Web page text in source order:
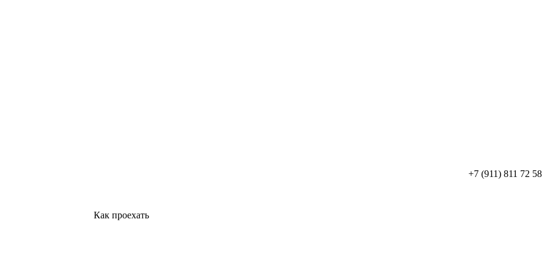
+7 (911) 811 72 58
Как проехать